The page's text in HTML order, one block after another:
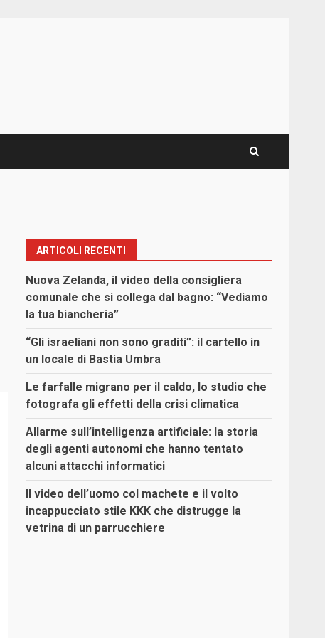
ARTICOLI RECENTI
Nuova Zelanda, il video della consigliera
comunale che si collega dal bagno: “Vediamo
la tua biancheria”
“Gli israeliani non sono graditi”: il cartello in
un locale di Bastia Umbra
Le farfalle migrano per il caldo, lo studio che
fotografa gli effetti della crisi climatica
Allarme sull’intelligenza artificiale: la storia
degli agenti autonomi che hanno tentato
alcuni attacchi informatici
Il video dell’uomo col machete e il volto
incappucciato stile KKK che distrugge la
vetrina di un parrucchiere